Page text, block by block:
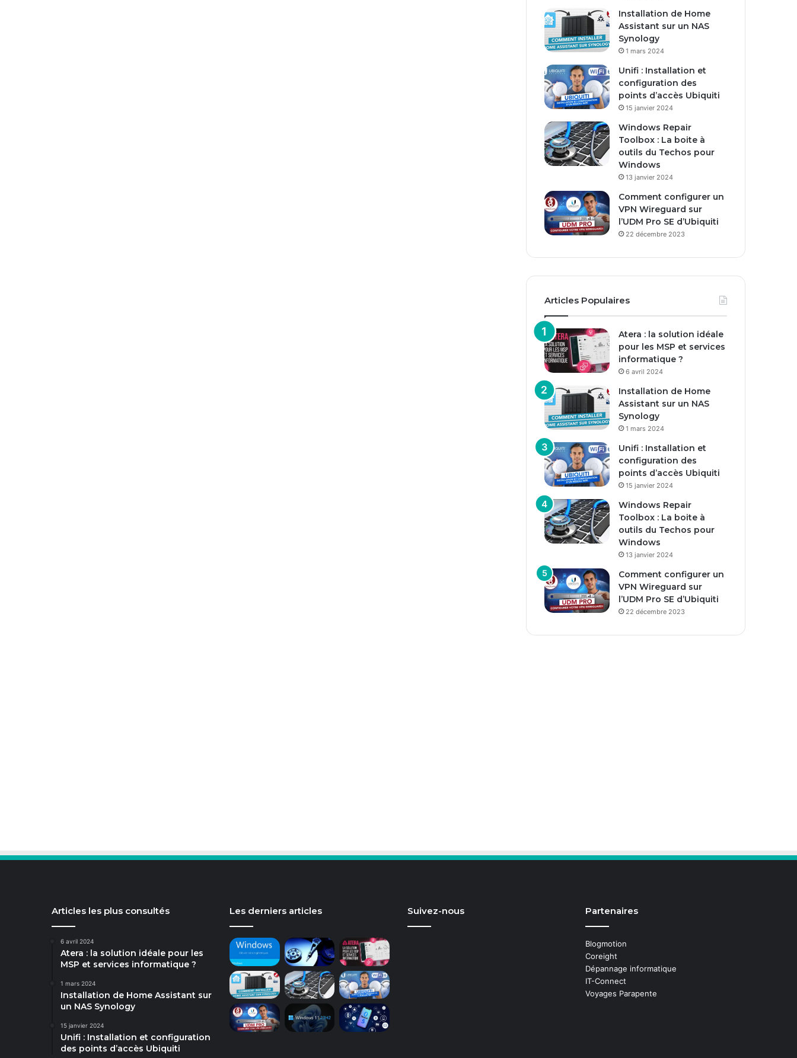
e
m
i
l
Installation de Home
Assistant sur un NAS
Synology
1 mars 2024
Unifi : Installation et
configuration des
points d’accès Ubiquiti
15 janvier 2024
Windows Repair
Toolbox : La boite à
outils du Techos pour
Windows
13 janvier 2024
Comment configurer un
VPN Wireguard sur
l’UDM Pro SE d’Ubiquiti
22 décembre 2023
Articles Populaires
Atera : la solution idéale
pour les MSP et services
informatique ?
6 avril 2024
Installation de Home
Assistant sur un NAS
Synology
1 mars 2024
Unifi : Installation et
configuration des
points d’accès Ubiquiti
15 janvier 2024
Windows Repair
Toolbox : La boite à
outils du Techos pour
Windows
13 janvier 2024
Comment configurer un
VPN Wireguard sur
l’UDM Pro SE d’Ubiquiti
22 décembre 2023
Articles les plus consultés
6 avril 2024
Atera : la solution idéale pour les
MSP et services informatique ?
1 mars 2024
Installation de Home Assistant sur
un NAS Synology
15 janvier 2024
Unifi : Installation et configuration
des points d’accès Ubiquiti
Les derniers articles Suivez-nous Partenaires
Blogmotion
Coreight
Dépannage informatique
IT-Connect
Voyages Parapente